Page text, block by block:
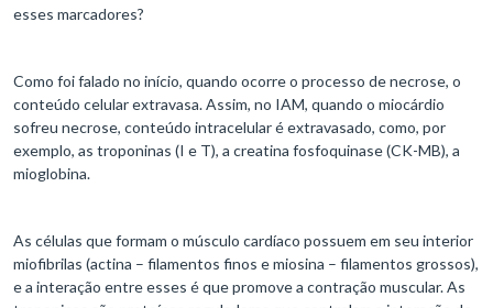
esses marcadores?
Como foi falado no início, quando ocorre o processo de necrose, o
conteúdo celular extravasa. Assim, no IAM, quando o miocárdio
sofreu necrose, conteúdo intracelular é extravasado, como, por
exemplo, as troponinas (I e T), a creatina fosfoquinase (CK-MB), a
mioglobina.
As células que formam o músculo cardíaco possuem em seu interior
miofibrilas (actina – filamentos finos e miosina – filamentos grossos),
e a interação entre esses é que promove a contração muscular. As